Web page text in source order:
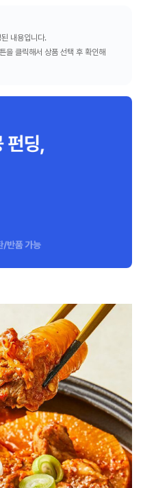
내용입니다.
을 클릭해서 상품 선택 후 확인해